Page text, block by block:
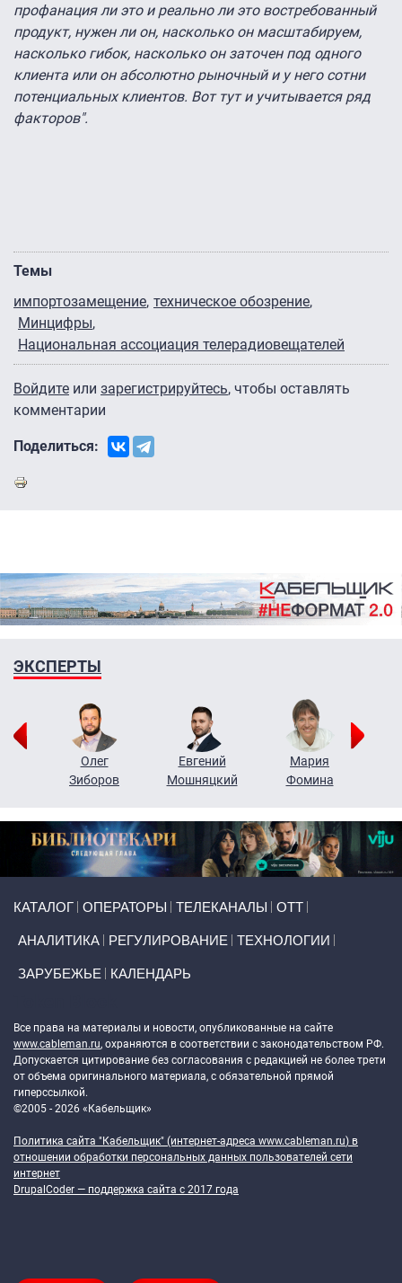
профанация ли это и реально ли это востребованный
продукт, нужен ли он, насколько он масштабируем,
насколько гибок, насколько он заточен под одного
клиента или он абсолютно рыночный и у него сотни
потенциальных клиентов. Вот тут и учитывается ряд
факторов".
Темы
импортозамещение техническое обозрение
Минцифры
Национальная ассоциация телерадиовещателей
Войдите или зарегистрируйтесь, чтобы оставлять
комментарии
Поделиться:
ЭКСПЕРТЫ
Олег
Зиборов
Евгений
Мошняцкий
Мария
Фомина
КАТАЛОГ ОПЕРАТОРЫ ТЕЛЕКАНАЛЫ ОТТ
АНАЛИТИКА РЕГУЛИРОВАНИЕ ТЕХНОЛОГИИ
ЗАРУБЕЖЬЕ КАЛЕНДАРЬ
Все права на материалы и новости, опубликованные на сайте
www.cableman.ru, охраняются в соответствии с законодательством РФ.
Допускается цитирование без согласования с редакцией не более трети
от объема оригинального материала, с обязательной прямой
гиперссылкой.
©2005 - 2026 «Кабельщик»
Политика сайта "Кабельщик" (интернет-адреса www.cableman.ru) в
отношении обработки персональных данных пользователей сети
интернет
DrupalCoder — поддержка сайта c 2017 года